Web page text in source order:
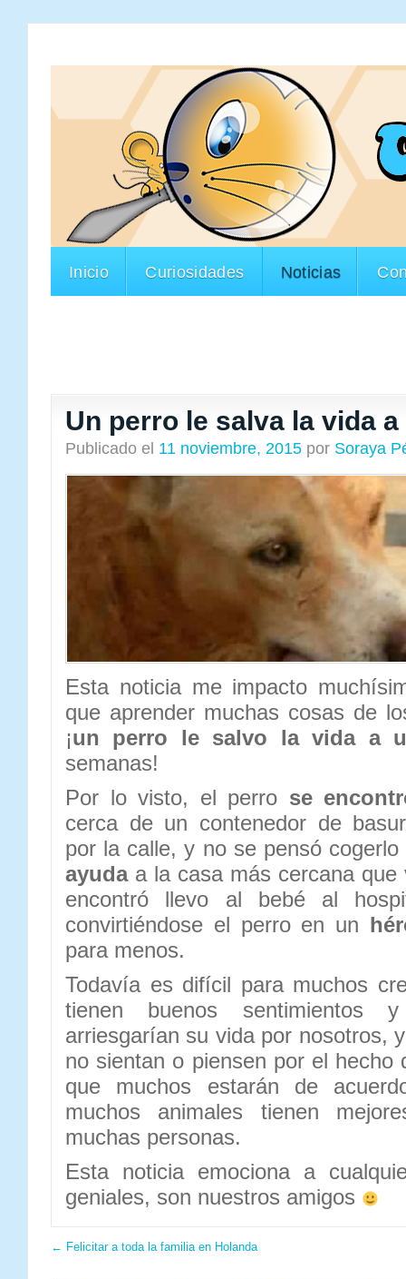
Inicio Curiosidades Noticias
Un perro le salva la vida a
Publicado el 11 noviembre, 2015 por Soraya
Esta noticia me impacto
que aprender muchas cosas de
¡un perro le salvo la vida a
semanas!
Por lo visto, el perro se
cerca de un contenedor de
por la calle, y no se pensó
ayudaa la casa más cercana que
encontró llevo al bebé al
convirtiéndose el perro en un
para menos.
Todavía es difícil para muchos
tienen buenos sentimientos
arriesgarían su vida por nosotros,
no sientan o piensen por el hecho
que muchos estarán de
muchos animales tienen
muchas personas.
Esta noticia emociona a
geniales, son nuestros amigos
← Felicitar a toda la familia en Holanda